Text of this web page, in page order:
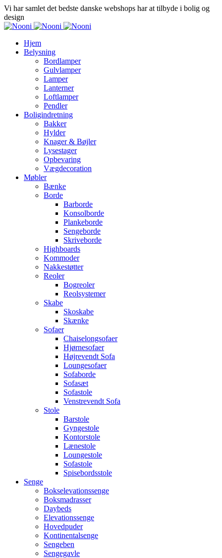
Vi har samlet det bedste danske webshops har at tilbyde i bolig og
design
Hjem
Belysning
Bordlamper
Gulvlamper
Lamper
Lanterner
Loftlamper
Pendler
Boligindretning
Bakker
Hylder
Knager & Bøjler
Lysestager
Opbevaring
Vægdecoration
Møbler
Bænke
Borde
Barborde
Konsolborde
Plankeborde
Sengeborde
Skriveborde
Highboards
Kommoder
Nakkestøtter
Reoler
Bogreoler
Reolsystemer
Skabe
Skoskabe
Skænke
Sofaer
Chaiselongsofaer
Hjørnesofaer
Højrevendt Sofa
Loungesofaer
Sofaborde
Sofasæt
Sofastole
Venstrevendt Sofa
Stole
Barstole
Gyngestole
Kontorstole
Lænestole
Loungestole
Sofastole
Spisebordsstole
Senge
Bokselevationssenge
Boksmadrasser
Daybeds
Elevationssenge
Hovedpuder
Kontinentalsenge
Sengeben
Sengegavle